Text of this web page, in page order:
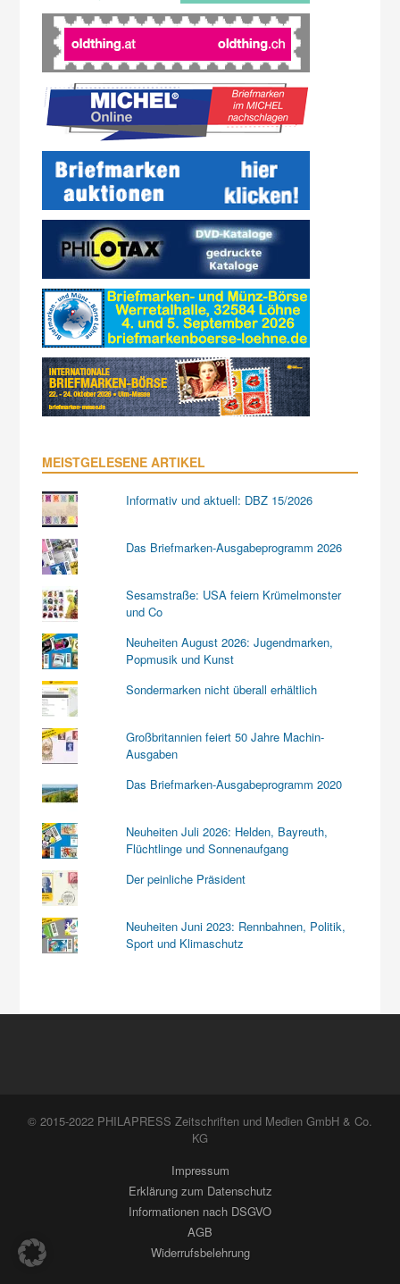
MEISTGELESENE ARTIKEL
Informativ und aktuell: DBZ 15/2026
Das Briefmarken-Ausgabeprogramm 2026
Sesamstraße: USA feiern Krümelmonster
und Co
Neuheiten August 2026: Jugendmarken,
Popmusik und Kunst
Sondermarken nicht überall erhältlich
Großbritannien feiert 50 Jahre Machin-
Ausgaben
Das Briefmarken-Ausgabeprogramm 2020
Neuheiten Juli 2026: Helden, Bayreuth,
Flüchtlinge und Sonnenaufgang
Der peinliche Präsident
Neuheiten Juni 2023: Rennbahnen, Politik,
Sport und Klimaschutz
© 2015-2022 PHILAPRESS Zeitschriften und Medien GmbH & Co.
KG
Impressum
Erklärung zum Datenschutz
Informationen nach DSGVO
AGB
Widerrufsbelehrung